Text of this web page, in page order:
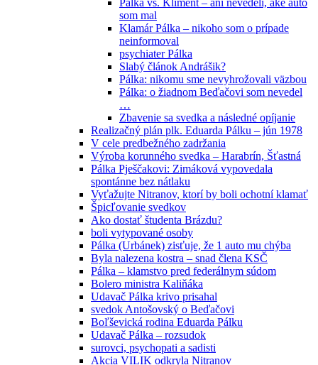
som mal
Klamár Pálka – nikoho som o prípade
neinformoval
psychiater Pálka
Slabý článok Andrášik?
Pálka: nikomu sme nevyhrožovali väzbou
Pálka: o žiadnom Beďačovi som nevedel
…
Zbavenie sa svedka a následné opíjanie
Realizačný plán plk. Eduarda Pálku – jún 1978
V cele predbežného zadržania
Výroba korunného svedka – Harabrín, Šťastná
Pálka Pješčakovi: Zimáková vypovedala
spontánne bez nátlaku
Vyťažujte Nitranov, ktorí by boli ochotní klamať
Špicľovanie svedkov
Ako dostať študenta Brázdu?
boli vytypované osoby
Pálka (Urbánek) zisťuje, že 1 auto mu chýba
Byla nalezena kostra – snad člena KSČ
Pálka – klamstvo pred federálnym súdom
Bolero ministra Kaliňáka
Udavač Pálka krivo prisahal
svedok Antošovský o Beďačovi
Boľševická rodina Eduarda Pálku
Udavač Pálka – rozsudok
surovci, psychopati a sadisti
Akcia VILIK odkryla Nitranov